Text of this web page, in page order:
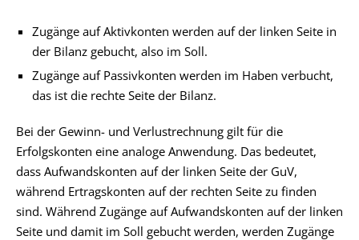
Zugänge auf Aktivkonten werden auf der linken Seite in
der Bilanz gebucht, also im Soll.
Zugänge auf Passivkonten werden im Haben verbucht,
das ist die rechte Seite der Bilanz.
Bei der Gewinn- und Verlustrechnung gilt für die
Erfolgskonten eine analoge Anwendung. Das bedeutet,
dass Aufwandskonten auf der linken Seite der GuV,
während Ertragskonten auf der rechten Seite zu finden
sind. Während Zugänge auf Aufwandskonten auf der linken
Seite und damit im Soll gebucht werden, werden Zugänge